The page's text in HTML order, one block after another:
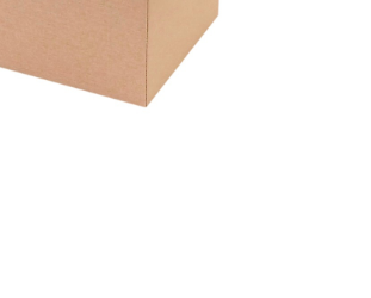
в пункте выдачи.